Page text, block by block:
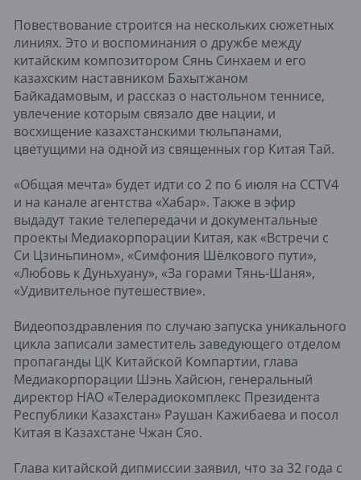
Повествование строится на нескольких сюжетных
линиях. Это и воспоминания о дружбе между
китайским композитором Сянь Синхаем и его
казахским наставником Бахытжаном
Байкадамовым, и рассказ о настольном теннисе,
увлечение которым связало две нации, и
восхищение казахстанскими тюльпанами,
цветущими на одной из священных гор Китая Тай.
«Общая мечта» будет идти со 2 по 6 июля на CCTV4
и на канале агентства «Хабар». Также в эфир
выдадут такие телепередачи и документальные
проекты Медиакорпорации Китая, как «Встречи с
Си Цзиньпином», «Симфония Шёлкового пути»,
«Любовь к Дуньхуану», «За горами Тянь-Шаня»,
«Удивительное путешествие».
Видеопоздравления по случаю запуска уникального
цикла записали заместитель заведующего отделом
пропаганды ЦК Китайской Компартии, глава
Медиакорпорации Шэнь Хайсюн, генеральный
директор НАО «Телерадиокомплекс Президента
Республики Казахстан» Раушан Кажибаева и посол
Китая в Казахстане Чжан Сяо.
Глава китайской дипмиссии заявил, что за 32 года с